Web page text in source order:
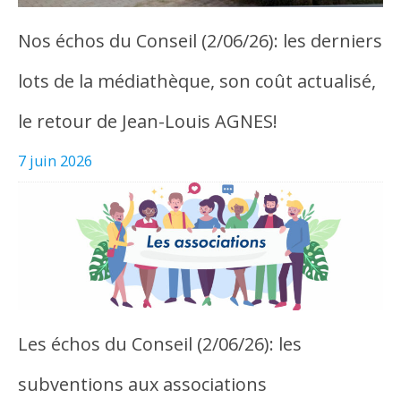
Nos échos du Conseil (2/06/26): les derniers
lots de la médiathèque, son coût actualisé,
le retour de Jean-Louis AGNES!
7 juin 2026
Les échos du Conseil (2/06/26): les
subventions aux associations